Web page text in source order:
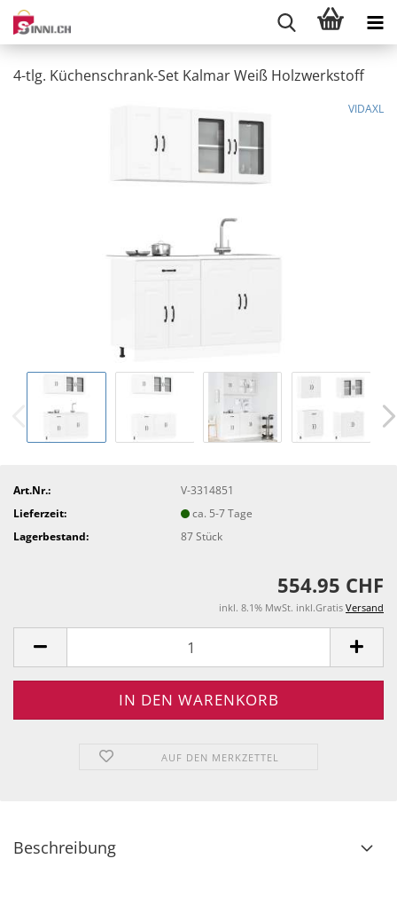
4-tlg. Küchenschrank-Set Kalmar Weiß Holzwerkstoff
VIDAXL
Art.Nr.:
V-3314851
Lieferzeit:
ca. 5-7 Tage
Lagerbestand:
87Stück
554.95 CHF
inkl. 8.1% MwSt. inkl.Gratis Versand
AUF DEN MERKZETTEL
Beschreibung